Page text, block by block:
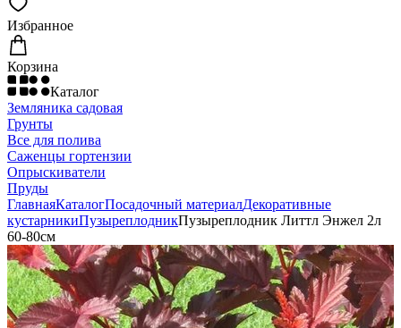
Избранное
Корзина
Каталог
Земляника садовая
Грунты
Все для полива
Саженцы гортензии
Опрыскиватели
Пруды
ГлавнаяКаталогПосадочный материалДекоративные
кустарникиПузыреплодникПузыреплодник Литтл Энжел 2л
60-80см